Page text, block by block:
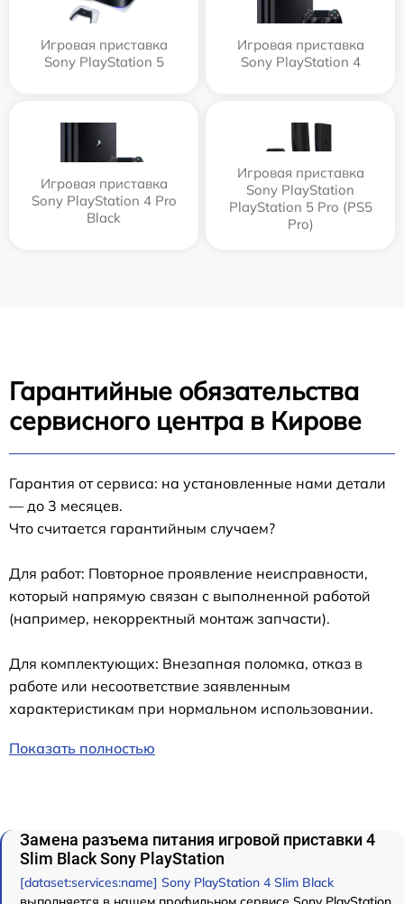
Игровая приставка
Sony PlayStation 5
Игровая приставка
Sony PlayStation 4
Игровая приставка
Sony PlayStation 4 Pro
Black
Игровая приставка
Sony PlayStation
PlayStation 5 Pro (PS5
Pro)
Гарантийные обязательства
сервисного центра в Кирове
Гарантия от сервиса: на установленные нами детали
— до 3 месяцев.
Что считается гарантийным случаем?
Для работ: Повторное проявление неисправности,
который напрямую связан с выполненной работой
(например, некорректный монтаж запчасти).
Для комплектующих: Внезапная поломка, отказ в
работе или несоответствие заявленным
характеристикам при нормальном использовании.
Показать полностью
Замена разъема питания игровой приставки 4
Slim Black Sony PlayStation
[dataset:services:name] Sony PlayStation 4 Slim Black